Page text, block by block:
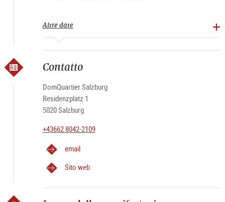
Altre date
Contatto
DomQuartier Salzburg
Residenzplatz 1
5020 Salzburg
+43662 8042-2109
email
Sito web